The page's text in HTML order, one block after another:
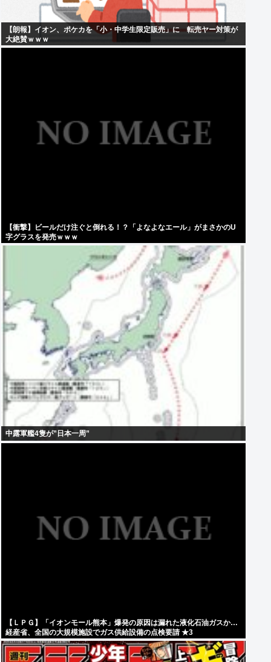
【朗報】イオン、ポケカを「小・中学生限定販売」に 転売ヤー対策が
大絶賛ｗｗｗ
【衝撃】ビールだけ注ぐと倒れる！？「よなよなエール」がまさかのU
字グラスを発売ｗｗｗ
中露軍艦4隻が”日本一周”
【ＬＰＧ】「イオンモール熊本」爆発の原因は漏れた液化石油ガスか…
経産省、全国の大規模施設でガス供給設備の点検要請 ★3